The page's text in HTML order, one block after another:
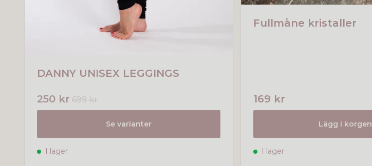
DANNY UNISEX LEGGINGS
250 kr 699 kr
Se varianter
I lager
Fullmåne kristaller
169 kr
Lägg i korgen
I lager